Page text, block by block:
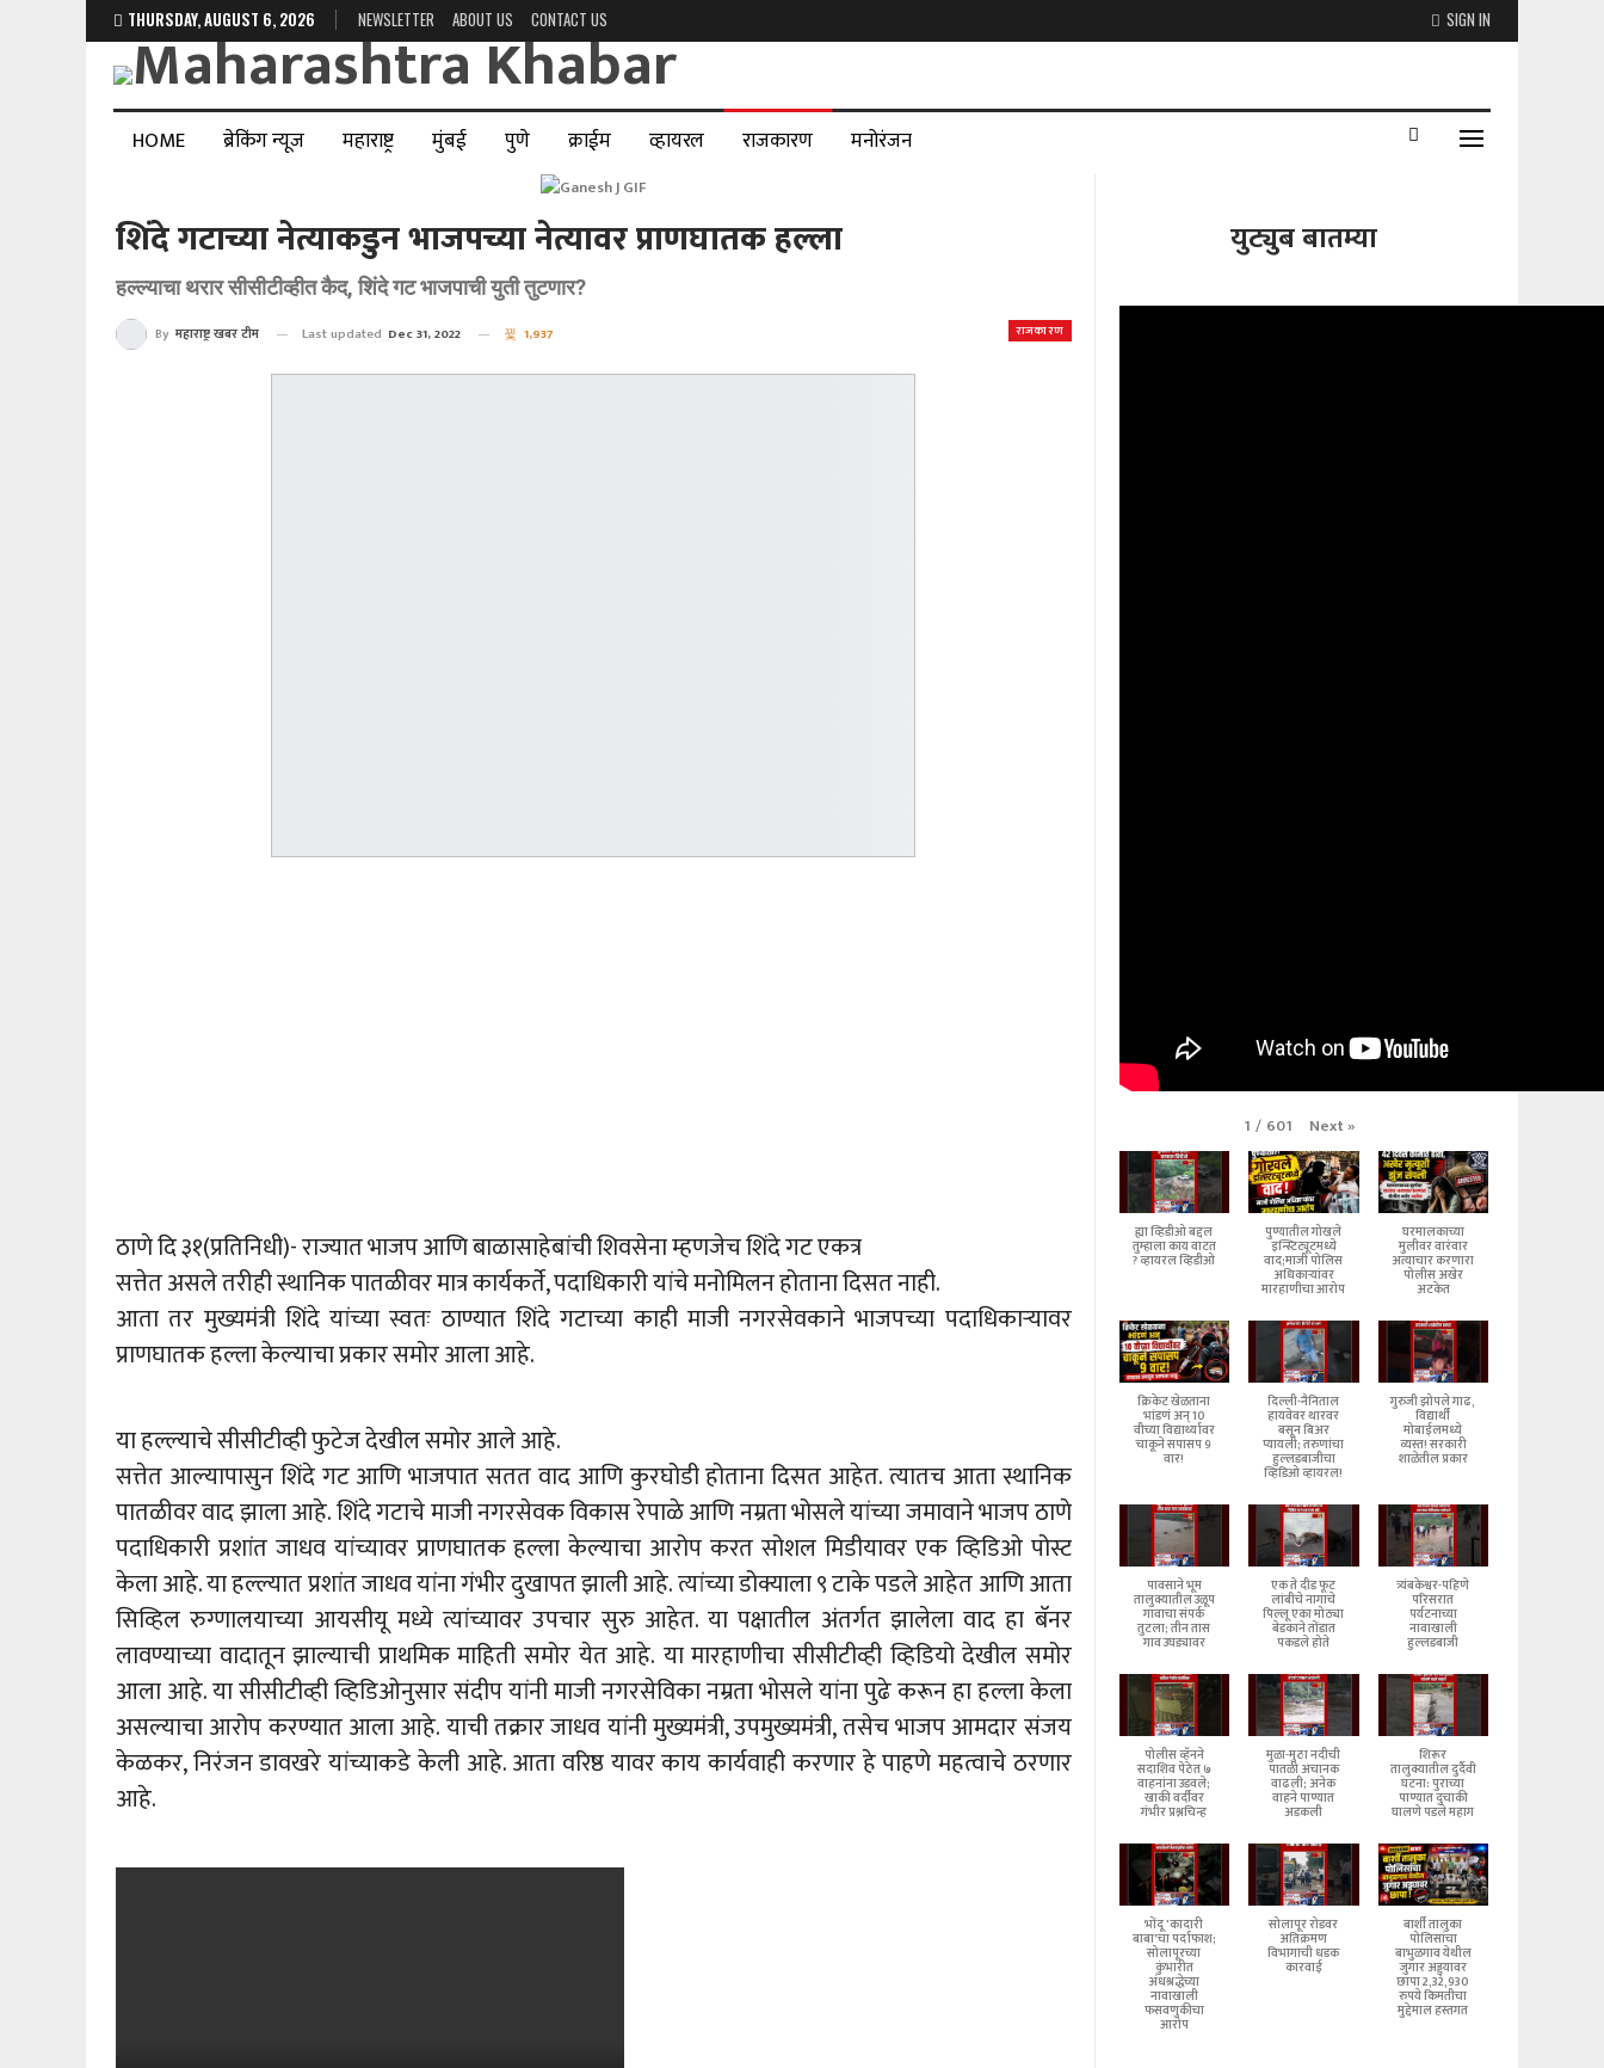
SIGN IN
THURSDAY, AUGUST 6, 2026 NEWSLETTER ABOUT US CONTACT US
HOME ब्रेकिंग न्यूज महाराष्ट्र मुंबई पुणे क्राईम व्हायरल राजकारण मनोरंजन
शिंदे गटाच्या नेत्याकडुन भाजपच्या नेत्यावर प्राणघातक हल्ला
हल्ल्याचा थरार सीसीटीव्हीत कैद, शिंदे गट भाजपाची युती तुटणार?
राजकारण
By महाराष्ट्र खबर टीम Last updated Dec 31, 2022 1,937
ठाणे दि ३१(प्रतिनिधी)- राज्यात भाजप आणि बाळासाहेबांची शिवसेना म्हणजेच शिंदे गट एकत्र
सत्तेत असले तरीही स्थानिक पातळीवर मात्र कार्यकर्ते, पदाधिकारी यांचे मनोमिलन होताना दिसत नाही.
आता तर मुख्यमंत्री शिंदे यांच्या स्वतः ठाण्यात शिंदे गटाच्या काही माजी नगरसेवकाने भाजपच्या पदाधिकाऱ्यावर
प्राणघातक हल्ला केल्याचा प्रकार समोर आला आहे.
या हल्ल्याचे सीसीटीव्ही फुटेज देखील समोर आले आहे.
सत्तेत आल्यापासुन शिंदे गट आणि भाजपात सतत वाद आणि कुरघोडी होताना दिसत आहेत. त्यातच आता स्थानिक
पातळीवर वाद झाला आहे. शिंदे गटाचे माजी नगरसेवक विकास रेपाळे आणि नम्रता भोसले यांच्या जमावाने भाजप ठाणे
पदाधिकारी प्रशांत जाधव यांच्यावर प्राणघातक हल्ला केल्याचा आरोप करत सोशल मिडीयावर एक व्हिडिओ पोस्ट
केला आहे. या हल्ल्यात प्रशांत जाधव यांना गंभीर दुखापत झाली आहे. त्यांच्या डोक्याला ९ टाके पडले आहेत आणि आता
सिव्हिल रुग्णालयाच्या आयसीयू मध्ये त्यांच्यावर उपचार सुरु आहेत. या पक्षातील अंतर्गत झालेला वाद हा बॅनर
लावण्याच्या वादातून झाल्याची प्राथमिक माहिती समोर येत आहे. या मारहाणीचा सीसीटीव्ही व्हिडियो देखील समोर
आला आहे. या सीसीटीव्ही व्हिडिओनुसार संदीप यांनी माजी नगरसेविका नम्रता भोसले यांना पुढे करून हा हल्ला केला
असल्याचा आरोप करण्यात आला आहे. याची तक्रार जाधव यांनी मुख्यमंत्री, उपमुख्यमंत्री, तसेच भाजप आमदार संजय
केळकर, निरंजन डावखरे यांच्याकडे केली आहे. आता वरिष्ठ यावर काय कार्यवाही करणार हे पाहणे महत्वाचे ठरणार
आहे.
युट्युब बातम्या
1 / 601 Next»
ह्या व्हिडीओ बद्दल
तुम्हाला काय वाटत
? व्हायरल व्हिडीओ
पुण्यातील गोखले
इन्स्टिट्यूटमध्ये
वाद;माजी पोलिस
अधिकाऱ्यांवर
मारहाणीचा आरोप
घरमालकाच्या
मुलीवर वारंवार
अत्याचार करणारा
पोलीस अखेर
अटकेत
क्रिकेट खेळताना
भांडणं अन् 10
वीच्या विद्यार्थ्यावर
चाकूने सपासप 9
वार!
दिल्ली-नैनिताल
हायवेवर थारवर
बसून बिअर
प्यायली; तरुणांचा
हुल्लडबाजीचा
व्हिडिओ व्हायरल!
गुरुजी झोपले गाढ,
विद्यार्थी
मोबाईलमध्ये
व्यस्त! सरकारी
शाळेतील प्रकार
पावसाने भूम
तालुक्यातील उळूप
गावाचा संपर्क
तुटला; तीन तास
गाव उघड्यावर
एक ते दीड फूट
लांबीचे नागाचे
पिल्लू एका मोठ्या
बेडकाने तोंडात
पकडले होते
त्र्यंबकेश्वर-पहिणे
परिसरात
पर्यटनाच्या
नावाखाली
हुल्लडबाजी
पोलीस व्हॅनने
सदाशिव पेठेत ७
वाहनांना उडवले;
खाकी वर्दीवर
गंभीर प्रश्नचिन्ह
मुळा-मुठा नदीची
पातळी अचानक
वाढली; अनेक
वाहने पाण्यात
अडकली
शिरूर
तालुक्यातील दुर्दैवी
घटना: पुराच्या
पाण्यात दुचाकी
घालणे पडले महाग
भोंदू 'कादारी
बाबा'चा पर्दाफाश;
सोलापूरच्या
कुंभारीत
अंधश्रद्धेच्या
नावाखाली
फसवणुकीचा
आरोप
सोलापूर रोडवर
अतिक्रमण
विभागाची धडक
कारवाई
बार्शी तालुका
पोलिसांचा
बाभुळगाव येथील
जुगार अड्ड्यावर
छापा 2,32,930
रुपये किमतीचा
मुद्देमाल हस्तगत